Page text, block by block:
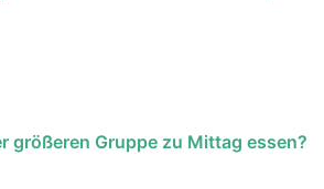
größeren Gruppe zu Mittag essen?